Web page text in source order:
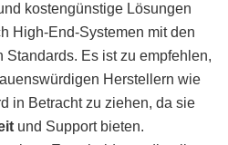
kostengünstige Lösungen
High-End-Systemen mit den
Es ist zu empfehlen,
Herstellern wie
in Betracht zu ziehen, da sie
und Support bieten.